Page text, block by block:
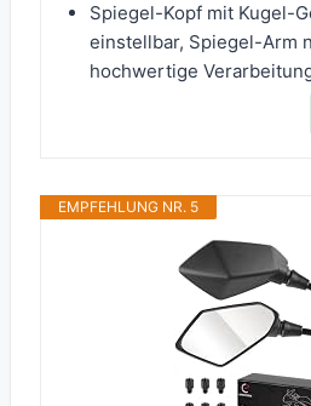
Spiegel-Kopf mit Kugel-
einstellbar, Spiegel-Arm
hochwertige
EMPFEHLUNG NR. 5